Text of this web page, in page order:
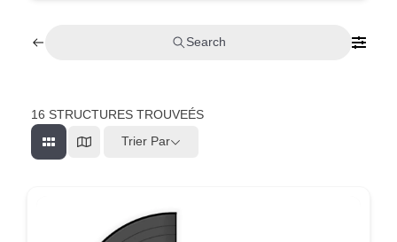
Search
16 STRUCTURES TROUVEÉS
Trier Par